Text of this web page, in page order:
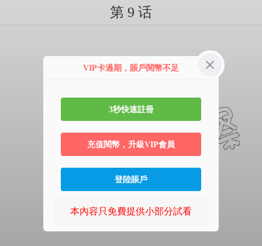
第 9 话
VIP卡過期，賬戶閱幣不足
3秒快速註冊
充值閱幣，升級VIP會員
登陸賬戶
本內容只免費提供小部分試看